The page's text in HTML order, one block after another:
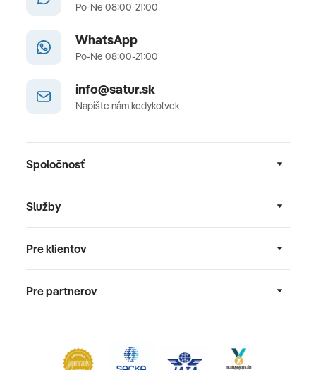
Po-Ne 08:00-21:00
WhatsApp
Po-Ne 08:00-21:00
info@satur.sk
Napíšte nám kedykoľvek
Spoločnosť
Služby
Pre klientov
Pre partnerov